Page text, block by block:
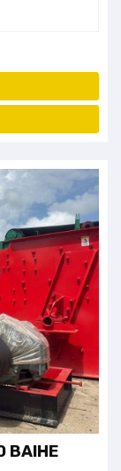
BAIHE